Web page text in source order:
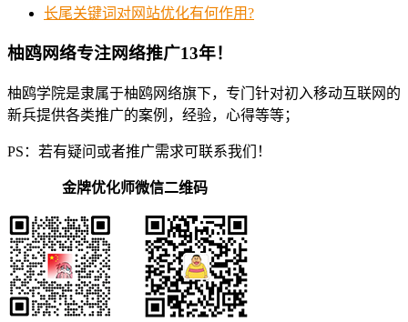
长尾关键词对网站优化有何作用?
柚鸥网络专注网络推广13年！
柚鸥学院是隶属于柚鸥网络旗下，专门针对初入移动互联网的
新兵提供各类推广的案例，经验，心得等等；
PS：若有疑问或者推广需求可联系我们！
金牌优化师微信二维码